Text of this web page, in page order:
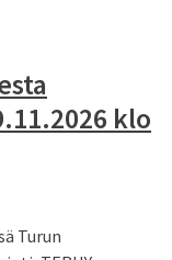
klo
Turun